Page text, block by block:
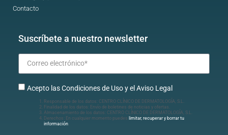
Contacto
Suscríbete a nuestro newsletter
Acepto las Condiciones de Uso y el Aviso Legal
Responsable de los datos: CENTRO CLÍNICO DE DERMATOLOGÍA, S.L.
Finalidad de los datos: Envío de boletines de noticias y ofertas.
Almacenamiento de los datos: CENTRO CLÍNICO DE DERMATOLOGÍA, S.L.
Derechos: En cualquier momento puedes limitar, recuperar y borrar tu
información